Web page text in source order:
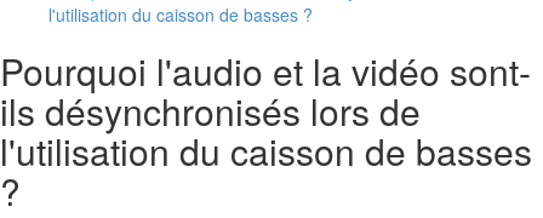
l'utilisation du caisson de basses ?
Pourquoi l'audio et la vidéo sont-
ils désynchronisés lors de
l'utilisation du caisson de basses
?